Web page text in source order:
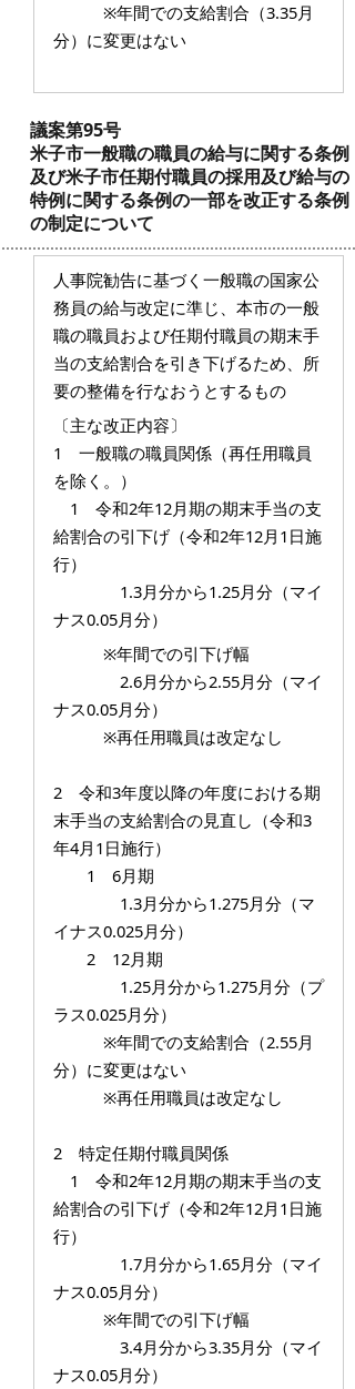
※年間での支給割合（3.35月
分）に変更はない
議案第95号
米子市一般職の職員の給与に関する条例
及び米子市任期付職員の採用及び給与の
特例に関する条例の一部を改正する条例
の制定について
人事院勧告に基づく一般職の国家公
務員の給与改定に準じ、本市の一般
職の職員および任期付職員の期末手
当の支給割合を引き下げるため、所
要の整備を行なおうとするもの
〔主な改正内容〕
1 一般職の職員関係（再任用職員
を除く。）
1 令和2年12月期の期末手当の支
給割合の引下げ（令和2年12月1日施
行）
1.3月分から1.25月分（マイ
ナス0.05月分）
※年間での引下げ幅
2.6月分から2.55月分（マイ
ナス0.05月分）
※再任用職員は改定なし
2 令和3年度以降の年度における期
末手当の支給割合の見直し（令和3
年4月1日施行）
1 6月期
1.3月分から1.275月分（マ
イナス0.025月分）
2 12月期
1.25月分から1.275月分（プ
ラス0.025月分）
※年間での支給割合（2.55月
分）に変更はない
※再任用職員は改定なし
2 特定任期付職員関係
1 令和2年12月期の期末手当の支
給割合の引下げ（令和2年12月1日施
行）
1.7月分から1.65月分（マイ
ナス0.05月分）
※年間での引下げ幅
3.4月分から3.35月分（マイ
ナス0.05月分）